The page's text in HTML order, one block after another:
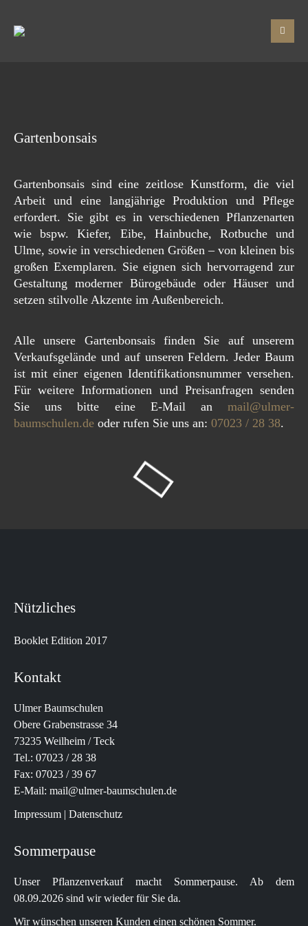
Gartenbonsais
Gartenbonsais sind eine zeitlose Kunstform, die viel
Arbeit und eine langjährige Produktion und Pflege
erfordert. Sie gibt es in verschiedenen Pflanzenarten
wie bspw. Kiefer, Eibe, Hainbuche, Rotbuche und
Ulme, sowie in verschiedenen Größen – von kleinen bis
großen Exemplaren. Sie eignen sich hervorragend zur
Gestaltung moderner Bürogebäude oder Häuser und
setzen stilvolle Akzente im Außenbereich.
Alle unsere Gartenbonsais finden Sie auf unserem
Verkaufsgelände und auf unseren Feldern. Jeder Baum
ist mit einer eigenen Identifikationsnummer versehen.
Für weitere Informationen und Preisanfragen senden
Sie uns bitte eine E-Mail an mail@ulmer-
baumschulen.de oder rufen Sie uns an: 07023 / 28 38.
Nützliches
Booklet Edition 2017
Kontakt
Ulmer Baumschulen
Obere Grabenstrasse 34
73235 Weilheim / Teck
Tel.: 07023 / 28 38
Fax: 07023 / 39 67
E-Mail: mail@ulmer-baumschulen.de
Impressum | Datenschutz
Sommerpause
Unser Pflanzenverkauf macht Sommerpause. Ab dem
08.09.2026 sind wir wieder für Sie da.
Wir wünschen unseren Kunden einen schönen Sommer.